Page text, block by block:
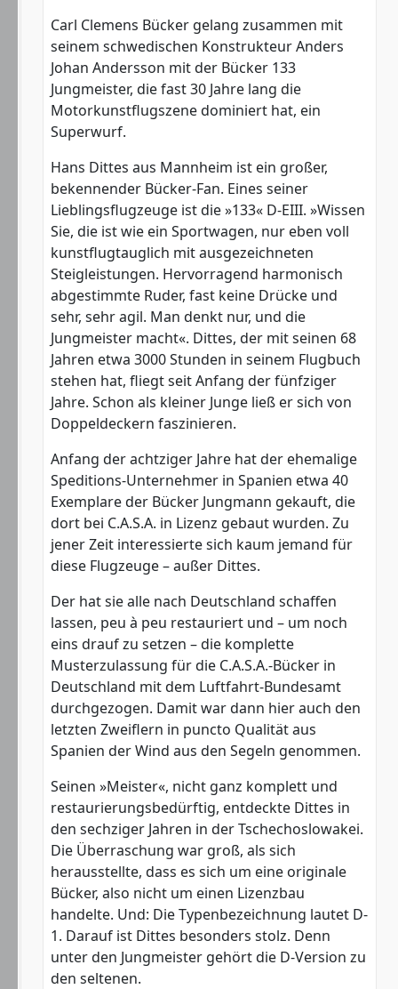
Carl Clemens Bücker gelang zusammen mit
seinem schwedischen Konstrukteur Anders
Johan Andersson mit der Bücker 133
Jungmeister, die fast 30 Jahre lang die
Motorkunstflugszene dominiert hat, ein
Superwurf.
Hans Dittes aus Mannheim ist ein großer,
bekennender Bücker-Fan. Eines seiner
Lieblingsflugzeuge ist die »133« D-EIII. »Wissen
Sie, die ist wie ein Sportwagen, nur eben voll
kunstflugtauglich mit ausgezeichneten
Steigleistungen. Hervorragend harmonisch
abgestimmte Ruder, fast keine Drücke und
sehr, sehr agil. Man denkt nur, und die
Jungmeister macht«. Dittes, der mit seinen 68
Jahren etwa 3000 Stunden in seinem Flugbuch
stehen hat, fliegt seit Anfang der fünfziger
Jahre. Schon als kleiner Junge ließ er sich von
Doppeldeckern faszinieren.
Anfang der achtziger Jahre hat der ehemalige
Speditions-Unternehmer in Spanien etwa 40
Exemplare der Bücker Jungmann gekauft, die
dort bei C.A.S.A. in Lizenz gebaut wurden. Zu
jener Zeit interessierte sich kaum jemand für
diese Flugzeuge – außer Dittes.
Der hat sie alle nach Deutschland schaffen
lassen, peu à peu restauriert und – um noch
eins drauf zu setzen – die komplette
Musterzulassung für die C.A.S.A.-Bücker in
Deutschland mit dem Luftfahrt-Bundesamt
durchgezogen. Damit war dann hier auch den
letzten Zweiflern in puncto Qualität aus
Spanien der Wind aus den Segeln genommen.
Seinen »Meister«, nicht ganz komplett und
restaurierungsbedürftig, entdeckte Dittes in
den sechziger Jahren in der Tschechoslowakei.
Die Überraschung war groß, als sich
herausstellte, dass es sich um eine originale
Bücker, also nicht um einen Lizenzbau
handelte. Und: Die Typenbezeichnung lautet D-
1. Darauf ist Dittes besonders stolz. Denn
unter den Jungmeister gehört die D-Version zu
den seltenen.